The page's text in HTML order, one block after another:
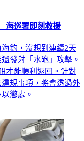
海巡署即刻救援
釣，沒想到連續2天
發射「水砲」攻擊。
才能順利返回。針對
規事項，將會透過外
懲處。